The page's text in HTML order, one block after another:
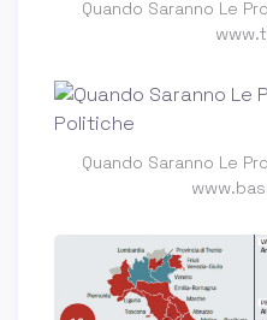
Quando Saranno Le
Quando Saranno Le